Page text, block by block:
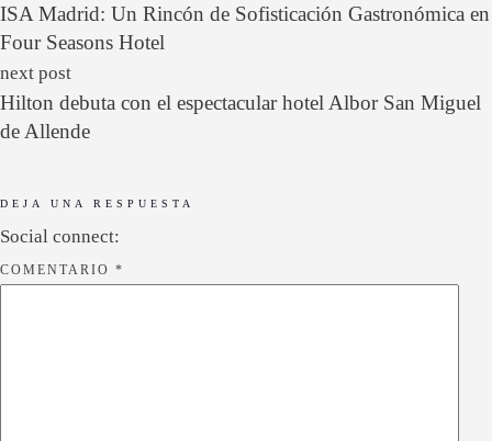
ISA Madrid: Un Rincón de Sofisticación Gastronómica en
Four Seasons Hotel
next post
Hilton debuta con el espectacular hotel Albor San Miguel
de Allende
DEJA UNA RESPUESTA
Social connect:
COMENTARIO *